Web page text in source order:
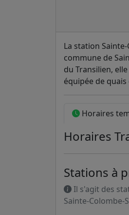
La station
commune de
du Transilien,
équipée de
Horaires
Horaires
Stations à
Il s'agit des
Sainte-Colombe-